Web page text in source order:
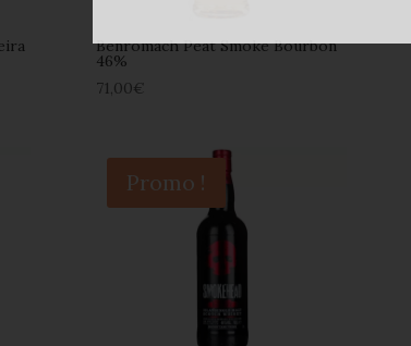
Benromach Peat Smoke Bourbon
46%
71,00€
Promo !